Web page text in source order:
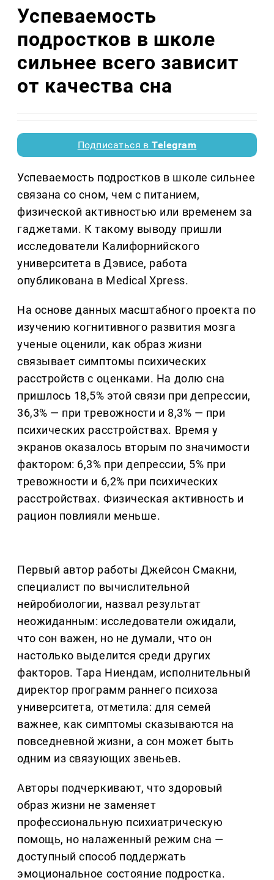
Успеваемость
подростков в школе
сильнее всего зависит
от качества сна
Подписаться вTelegram
Успеваемость подростков в школе сильнее
связана со сном, чем с питанием,
физической активностью или временем за
гаджетами. К такому выводу пришли
исследователи Калифорнийского
университета в Дэвисе, работа
опубликована в Medical Xpress.
На основе данных масштабного проекта по
изучению когнитивного развития мозга
ученые оценили, как образ жизни
связывает симптомы психических
расстройств с оценками. На долю сна
пришлось 18,5% этой связи при депрессии,
36,3% — при тревожности и 8,3% — при
психических расстройствах. Время у
экранов оказалось вторым по значимости
фактором: 6,3% при депрессии, 5% при
тревожности и 6,2% при психических
расстройствах. Физическая активность и
рацион повлияли меньше.
Первый автор работы Джейсон Смакни,
специалист по вычислительной
нейробиологии, назвал результат
неожиданным: исследователи ожидали,
что сон важен, но не думали, что он
настолько выделится среди других
факторов. Тара Ниендам, исполнительный
директор программ раннего психоза
университета, отметила: для семей
важнее, как симптомы сказываются на
повседневной жизни, а сон может быть
одним из связующих звеньев.
Авторы подчеркивают, что здоровый
образ жизни не заменяет
профессиональную психиатрическую
помощь, но налаженный режим сна —
доступный способ поддержать
эмоциональное состояние подростка.